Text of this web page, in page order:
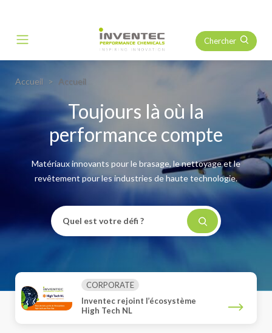
Main Navigation Chercher
Accueil Accueil
Toujours là où la
performance compte
Matériaux innovants pour le brasage, le nettoyage et le
revêtement pour les industries de haute technologie.
Quel est votre défi ?
CORPORATE
Inventec rejoint l’écosystème
High Tech NL